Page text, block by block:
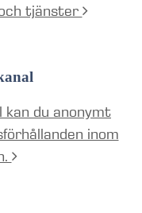
tjänster
kan du anonymt
inom